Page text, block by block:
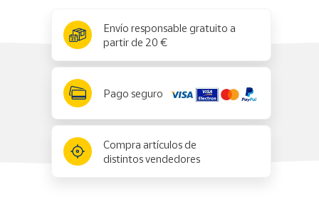
Envío responsable gratuito a
partir de 20 €
Pago seguro
Compra artículos de
distintos vendedores